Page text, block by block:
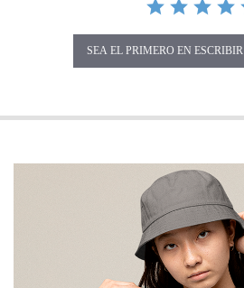
SEA EL PRIMERO EN